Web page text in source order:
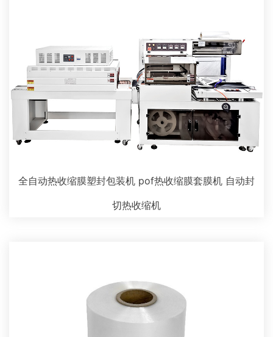
全自动热收缩膜塑封包装机 pof热收缩膜套膜机 自动封
切热收缩机